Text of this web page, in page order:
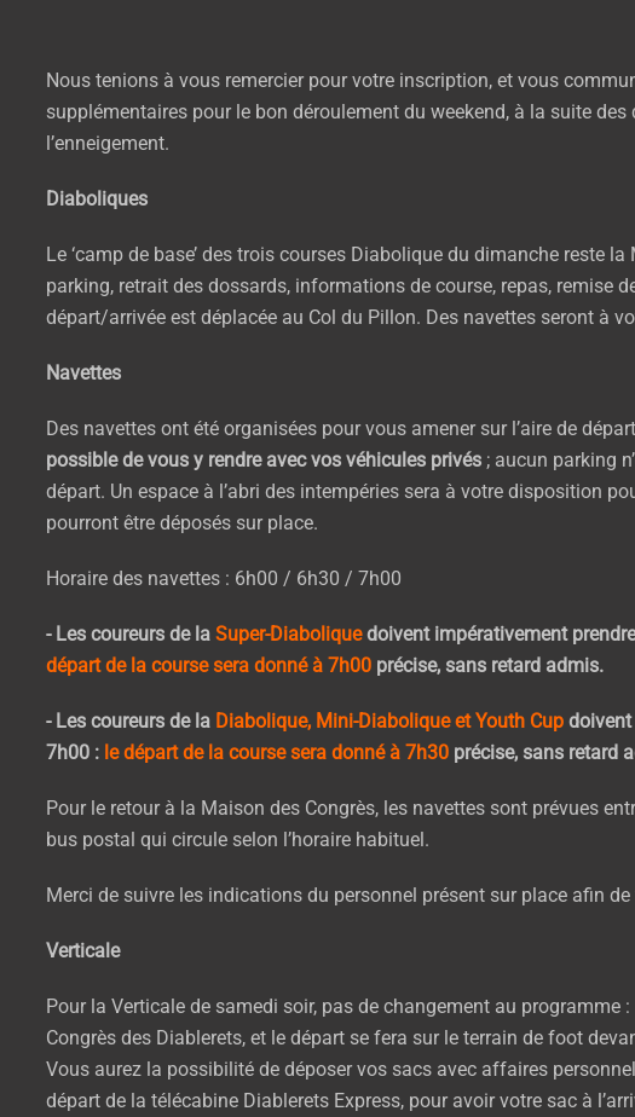
Nous tenions à vous remercier pour votre inscription, et vous
supplémentaires pour le bon déroulement du weekend, à la suite
l’enneigement.
Diaboliques
Le ‘camp de base’ des trois courses Diabolique du dimanche reste
parking, retrait des dossards, informations de course, repas, remise
départ/arrivée est déplacée au Col du Pillon. Des navettes seront à
Navettes
Des navettes ont été organisées pour vous amener sur l’aire de
possible de vous y rendre avec vos véhicules privés ; aucun parking
départ. Un espace à l’abri des intempéries sera à votre disposition
pourront être déposés sur place.
Horaire des navettes : 6h00 / 6h30 / 7h00
- Les coureurs de la Super-Diaboliquedoivent impérativement
départ de la course sera donné à 7h00 précise, sans retard admis.
- Les coureurs de la Diabolique, Mini-Diabolique et Youth Cup doivent
7h00 : le départ de la course sera donné à 7h30 précise, sans retard
Pour le retour à la Maison des Congrès, les navettes sont prévues
bus postal qui circule selon l’horaire habituel.
Merci de suivre les indications du personnel présent sur place afin
Verticale
Pour la Verticale de samedi soir, pas de changement au programme
Congrès des Diablerets, et le départ se fera sur le terrain de foot
Vous aurez la possibilité de déposer vos sacs avec affaires
départ de la télécabine Diablerets Express, pour avoir votre sac à